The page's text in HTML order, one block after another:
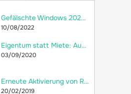
Gefälschte Windows 2022 Server im Umlauf
10/08/2022
Eigentum statt Miete: Autodesk AutoCAD LT 2018 jetzt als Dauerlizenz bei 2ndsoft kaufen!
03/09/2020
Erneute Aktivierung von RDS-CALs und Neuerstellung der Remotedesktop-Lizenzdatenbank
20/02/2019